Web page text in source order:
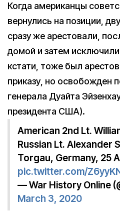
Когда американцы
вернулись на позиции,
сразу же арестовали,
домой и затем
кстати, тоже был
приказу, но освобожден
генерала Дуайта
президента США).
American 2nd Lt.
Russian Lt. Alexander
Torgau, Germany, 25
pic.twitter.com/
— War History Online
March 3, 2020